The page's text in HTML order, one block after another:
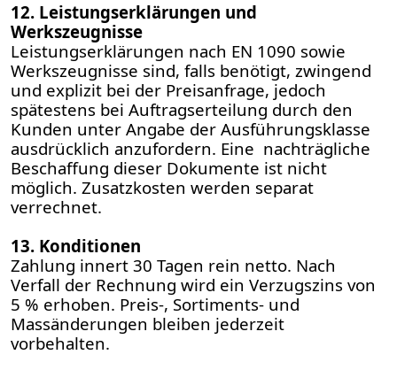
12. Leistungserklärungen und
Werkszeugnisse
Leistungserklärungen nach EN 1090 sowie
Werkszeugnisse sind, falls benötigt, zwingend
und explizit bei der Preisanfrage, jedoch
spätestens bei Auftragserteilung durch den
Kunden unter Angabe der Ausführungsklasse
ausdrücklich anzufordern. Eine nachträgliche
Beschaffung dieser Dokumente ist nicht
möglich. Zusatzkosten werden separat
verrechnet.
13. Konditionen
Zahlung innert 30 Tagen rein netto. Nach
Verfall der Rechnung wird ein Verzugszins von
5 % erhoben. Preis-, Sortiments- und
Massänderungen bleiben jederzeit
vorbehalten.